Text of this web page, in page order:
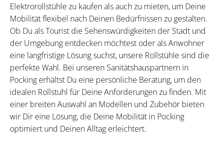
Elektrorollstühle zu kaufen als auch zu mieten, um Deine
Mobilität flexibel nach Deinen Bedürfnissen zu gestalten.
Ob Du als Tourist die Sehenswürdigkeiten der Stadt und
der Umgebung entdecken möchtest oder als Anwohner
eine langfristige Lösung suchst, unsere Rollstühle sind die
perfekte Wahl. Bei unseren Sanitätshauspartnern in
Pocking erhältst Du eine persönliche Beratung, um den
idealen Rollstuhl für Deine Anforderungen zu finden. Mit
einer breiten Auswahl an Modellen und Zubehör bieten
wir Dir eine Lösung, die Deine Mobilität in Pocking
optimiert und Deinen Alltag erleichtert.